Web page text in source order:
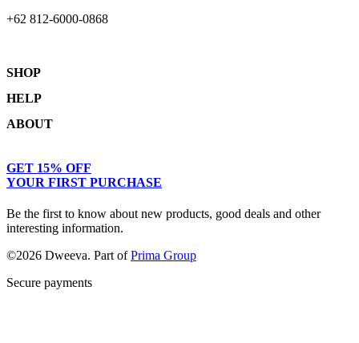
+62 812-6000-0868
SHOP
Collections
Women
Men
HELP
Terms & Conditions
ABOUT
Journal
Our Story
GET 15% OFF
YOUR FIRST PURCHASE
Be the first to know about new products, good deals and other
interesting information.
©2026 Dweeva. Part ofPrima Group
Secure payments